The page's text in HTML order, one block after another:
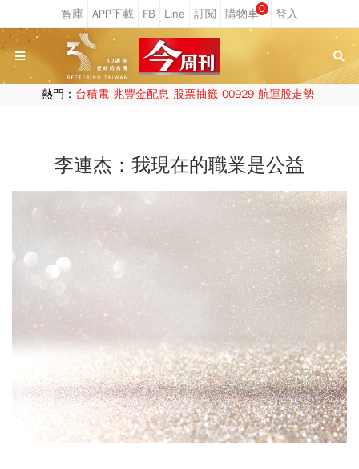
0
熱門： 台積電 兆豐金配息 股票抽籤 00929 航運股走勢
李連杰：我現在的職業是公益